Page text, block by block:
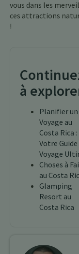
vous dans les
ces attractions
!
à
Planifier un
Voyage au
Costa Rica :
Votre Guide
Voyage
Choses à
au Costa
Glamping
Resort au
Costa Rica